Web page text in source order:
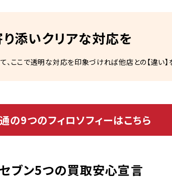
添いクリアな対応を
、ここで透明な対応を印象づければ他店との【違い
の9つのフィロソフィーはこちら
ブン5つの買取安心宣言